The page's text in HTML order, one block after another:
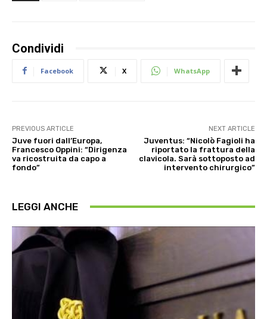
Condividi
Facebook X WhatsApp
PREVIOUS ARTICLE
Juve fuori dall’Europa,
Francesco Oppini: “Dirigenza
va ricostruita da capo a
fondo”
NEXT ARTICLE
Juventus: “Nicolò Fagioli ha
riportato la frattura della
clavicola. Sarà sottoposto ad
intervento chirurgico”
LEGGI ANCHE